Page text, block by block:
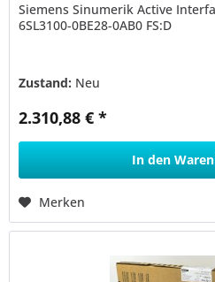
Siemens Sinumerik Active
6SL3100-0BE28-0AB0 FS:D
Zustand: Neu
2.310,88 € *
In den
Merken